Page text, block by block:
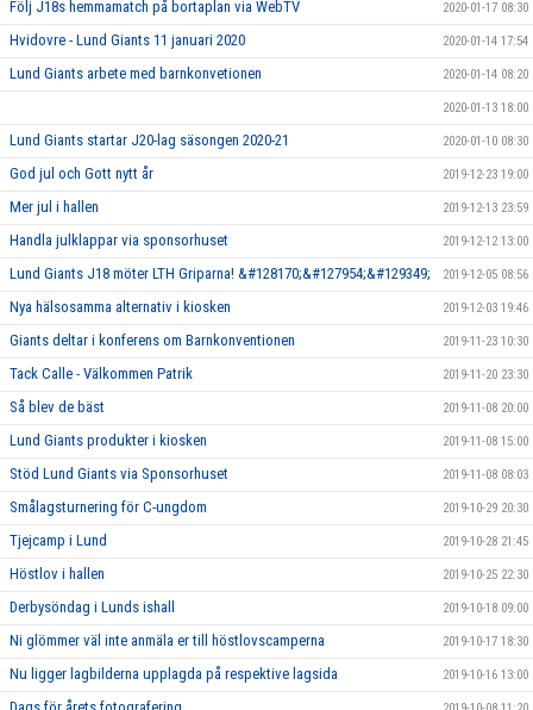
Följ J18s hemmamatch på bortaplan via WebTV 2020-01-17 08:30
Hvidovre - Lund Giants 11 januari 2020 2020-01-14 17:54
Lund Giants arbete med barnkonvetionen 2020-01-14 08:20
2020-01-13 18:00
Lund Giants startar J20-lag säsongen 2020-21 2020-01-10 08:30
God jul och Gott nytt år 2019-12-23 19:00
Mer jul i hallen 2019-12-13 23:59
Handla julklappar via sponsorhuset 2019-12-12 13:00
Lund Giants J18 möter LTH Griparna! &#128170;&#127954;&#129349; 2019-12-05 08:56
Nya hälsosamma alternativ i kiosken 2019-12-03 19:46
Giants deltar i konferens om Barnkonventionen 2019-11-23 10:30
Tack Calle - Välkommen Patrik 2019-11-20 23:30
Så blev de bäst 2019-11-08 20:00
Lund Giants produkter i kiosken 2019-11-08 15:00
Stöd Lund Giants via Sponsorhuset 2019-11-08 08:03
Smålagsturnering för C-ungdom 2019-10-29 20:30
Tjejcamp i Lund 2019-10-28 21:45
Höstlov i hallen 2019-10-25 22:30
Derbysöndag i Lunds ishall 2019-10-18 09:00
Ni glömmer väl inte anmäla er till höstlovscamperna 2019-10-17 18:30
Nu ligger lagbilderna upplagda på respektive lagsida 2019-10-16 13:00
Dags för årets fotografering